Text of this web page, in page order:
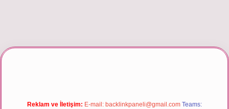
giriş
Reklam ve İletişim: E-mail: backlinkpaneli@gmail.com Teams: